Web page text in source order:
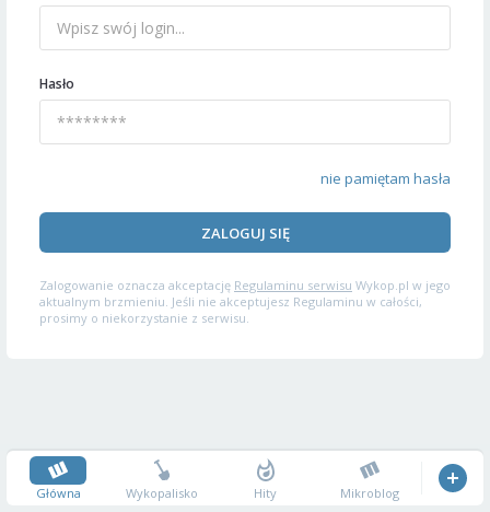
Hasło
nie pamiętam hasła
ZALOGUJ SIĘ
Zalogowanie oznacza akceptację Regulaminu serwisu Wykop.pl w jego
aktualnym brzmieniu. Jeśli nie akceptujesz Regulaminu w całości,
prosimy o niekorzystanie z serwisu.
Główna Wykopalisko Hity Mikroblog